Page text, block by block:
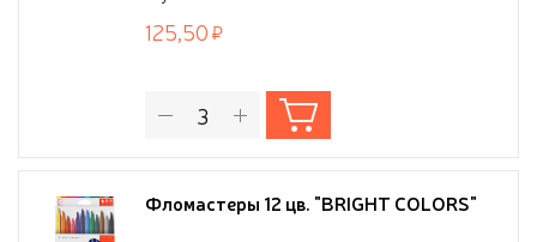
125,50
Фломастеры 12 цв. "BRIGHT COLORS"